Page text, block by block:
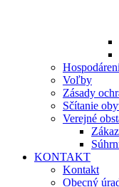
Voľby
Zásady
Sčítanie
Verejné
KONTAKT
Kontakt
Obecný